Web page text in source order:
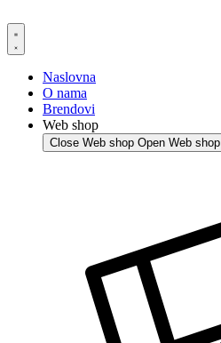
to
content
Naslovna
O nama
Brendovi
Web shop
Close Web shop Open Web shop